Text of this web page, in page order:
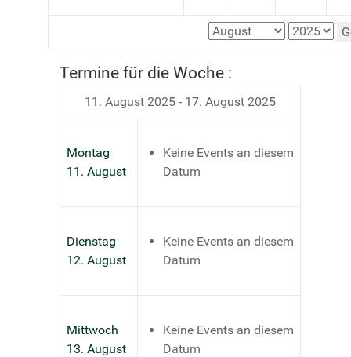
Termine für die Woche :
11. August 2025 - 17. August 2025
Montag
11. August
Keine Events an diesem
Datum
Dienstag
12. August
Keine Events an diesem
Datum
Mittwoch
13. August
Keine Events an diesem
Datum